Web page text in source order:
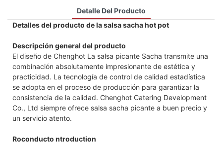
Detalle Del Producto
Detalles del producto de la salsa sacha hot pot
Descripción general del producto
El diseño de Chenghot La salsa picante Sacha transmite una
combinación absolutamente impresionante de estética y
practicidad. La tecnología de control de calidad estadística
se adopta en el proceso de producción para garantizar la
consistencia de la calidad. Chenghot Catering Development
Co., Ltd siempre ofrece salsa sacha picante a buen precio y
un servicio atento.
Roconducto ntroduction